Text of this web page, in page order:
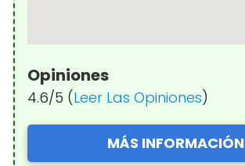
Opiniones
4.6/5 (Leer Las Opiniones)
MÁS INFORMACIÓN